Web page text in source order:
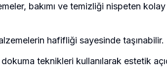
bakımı ve temizliği nispeten
hafifliği sayesinde
dokuma teknikleri kullanılarak estetik